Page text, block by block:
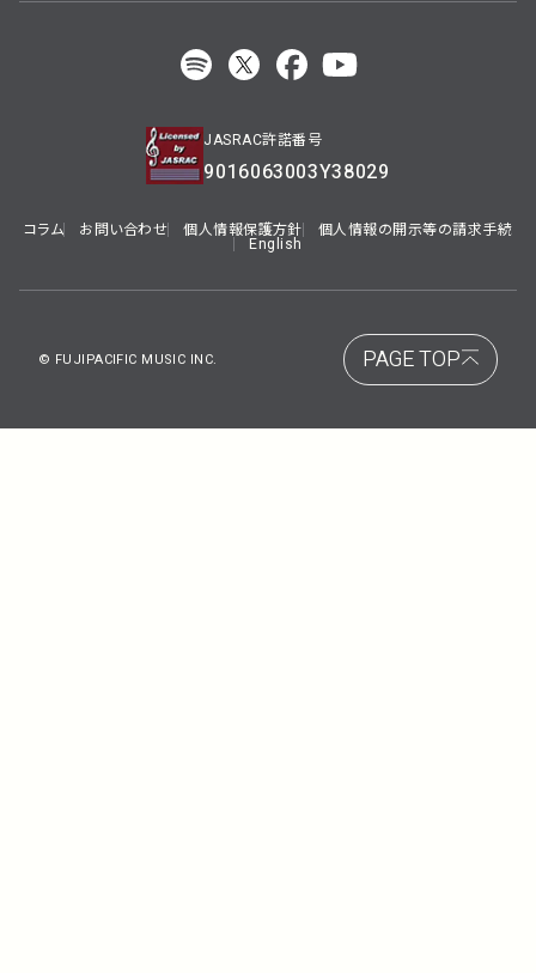
JASRAC許諾番号
9016063003Y38029
コラム お問い合わせ 個人情報保護方針 個人情報の開示等の請求手続
English
PAGE TOP
© FUJIPACIFIC MUSIC INC.